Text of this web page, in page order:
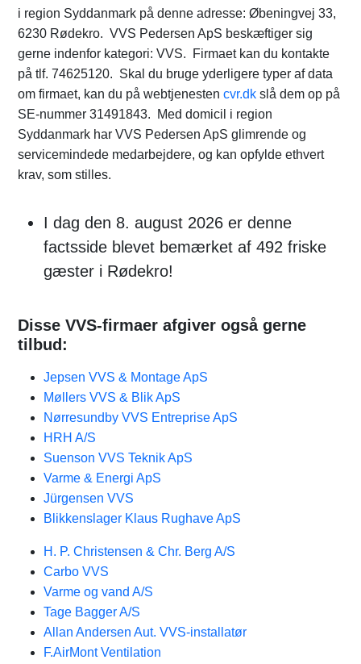
i region Syddanmark på denne adresse: Øbeningvej 33,
6230 Rødekro. VVS Pedersen ApS beskæftiger sig
gerne indenfor kategori: VVS. Firmaet kan du kontakte
på tlf. 74625120. Skal du bruge yderligere typer af data
om firmaet, kan du på webtjenesten cvr.dk slå dem op på
SE-nummer 31491843. Med domicil i region
Syddanmark har VVS Pedersen ApS glimrende og
servicemindede medarbejdere, og kan opfylde ethvert
krav, som stilles.
I dag den 8. august 2026 er denne
factsside blevet bemærket af 492 friske
gæster i Rødekro!
Disse VVS-firmaer afgiver også gerne
tilbud:
Jepsen VVS & Montage ApS
Møllers VVS & Blik ApS
Nørresundby VVS Entreprise ApS
HRH A/S
Suenson VVS Teknik ApS
Varme & Energi ApS
Jürgensen VVS
Blikkenslager Klaus Rughave ApS
H. P. Christensen & Chr. Berg A/S
Carbo VVS
Varme og vand A/S
Tage Bagger A/S
Allan Andersen Aut. VVS-installatør
F.AirMont Ventilation